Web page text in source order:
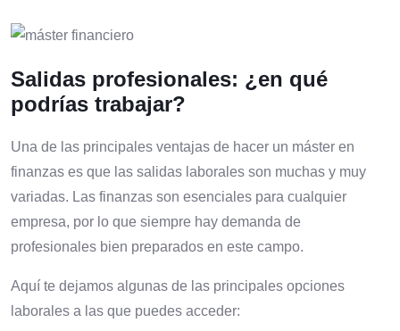
Salidas profesionales: ¿en qué
podrías trabajar?
Una de las principales ventajas de hacer un máster en
finanzas es que las salidas laborales son muchas y muy
variadas. Las finanzas son esenciales para cualquier
empresa, por lo que siempre hay demanda de
profesionales bien preparados en este campo.
Aquí te dejamos algunas de las principales opciones
laborales a las que puedes acceder: